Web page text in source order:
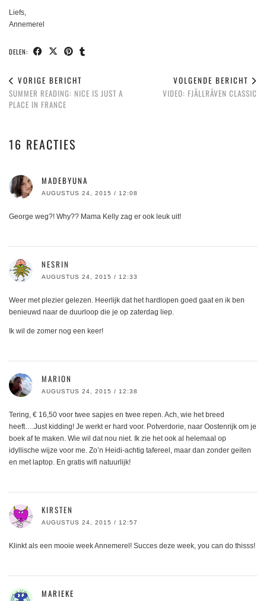
Liefs,
Annemerel
DELEN:
VORIGE BERICHT
SUMMER READING: NICE IS JUST A
PLACE IN FRANCE
VOLGENDE BERICHT
VIDEO: FJÄLLRÄVEN CLASSIC
16 REACTIES
MADEBYUNA
AUGUSTUS 24, 2015 / 12:08
George weg?! Why?? Mama Kelly zag er ook leuk uit!
NESRIN
AUGUSTUS 24, 2015 / 12:33
Weer met plezier gelezen. Heerlijk dat het hardlopen goed gaat en ik ben
benieuwd naar de duurloop die je op zaterdag liep.
Ik wil de zomer nog een keer!
MARION
AUGUSTUS 24, 2015 / 12:38
Tering, € 16,50 voor twee sapjes en twee repen. Ach, wie het breed
heeft….Just kidding! Je werkt er hard voor. Potverdorie, naar Oostenrijk om je
boek af te maken. Wie wil dat nou niet. Ik zie het ook al helemaal op
idyllische wijze voor me. Zo’n Heidi-achtig tafereel, maar dan zonder geiten
en met laptop. En gratis wifi natuurlijk!
KIRSTEN
AUGUSTUS 24, 2015 / 12:57
Klinkt als een mooie week Annemerel! Succes deze week, you can do thisss!
MARIEKE